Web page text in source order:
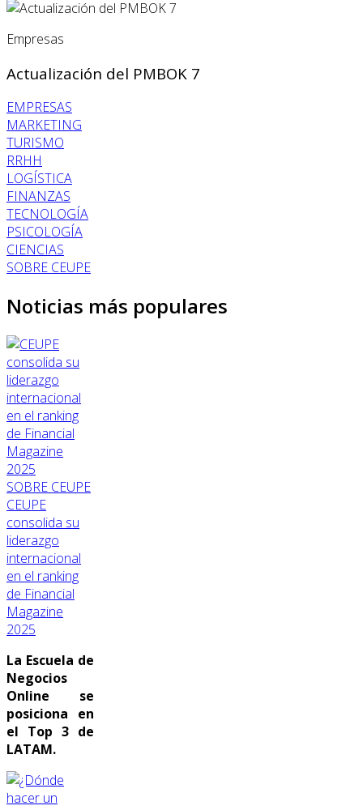
Empresas
Actualización del PMBOK 7
EMPRESAS
MARKETING
TURISMO
RRHH
LOGÍSTICA
FINANZAS
TECNOLOGÍA
PSICOLOGÍA
CIENCIAS
SOBRE CEUPE
Noticias más populares
SOBRE CEUPE
CEUPE
consolida su
liderazgo
internacional
en el ranking
de Financial
Magazine
2025
La Escuela de
Negocios
Online se
posiciona en
el Top 3 de
LATAM.